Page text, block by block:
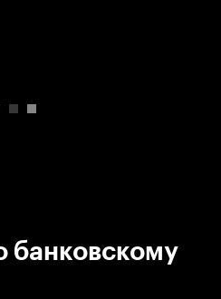
банковскому